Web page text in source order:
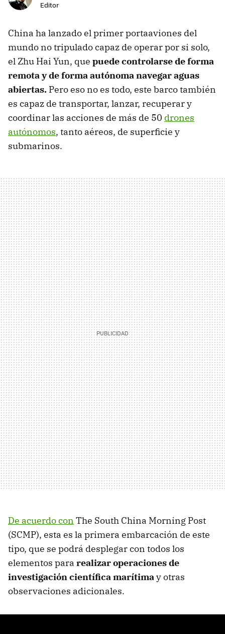
Editor
China ha lanzado el primer portaaviones del
mundo no tripulado capaz de operar por si solo,
el Zhu Hai Yun, que puede controlarse de forma
remota y de forma autónoma navegar aguas
abiertas. Pero eso no es todo, este barco también
es capaz de transportar, lanzar, recuperar y
coordinar las acciones de más de 50 drones
autónomos, tanto aéreos, de superficie y
submarinos.
De acuerdo con The South China Morning Post
(SCMP), esta es la primera embarcación de este
tipo, que se podrá desplegar con todos los
elementos para realizar operaciones de
investigación científica marítimay otras
observaciones adicionales.